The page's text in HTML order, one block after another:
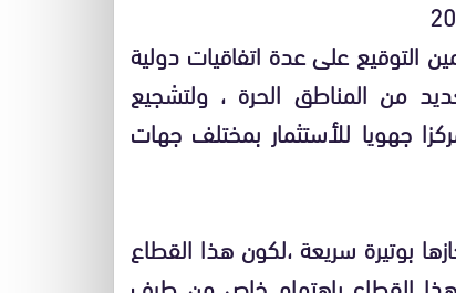
التوقيع على عدة اتفاقيات دولية
من المناطق الحرة ، ولتشجيع
سواء منه الداخلي او الخارجي تم خلق 16 مركزا جهويا للأستثمار بمختلف جهات
بوتيرة سريعة ،لكون هذا القطاع